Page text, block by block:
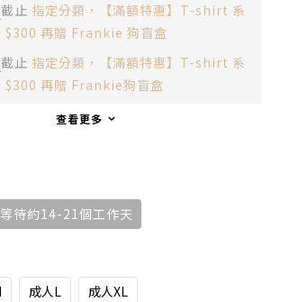
截止 指定分類，【滿額特惠】T-shirt 系
$300 再贈 Frankie 狗盲盒
截止 指定分類，【滿額特惠】T-shirt 系
$300 再贈 Frankie狗盲盒
查看更多
待約14-21個工作天
成人L 成人XL